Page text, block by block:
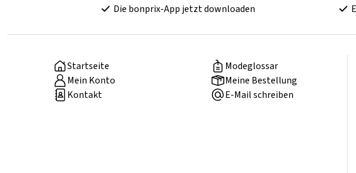
Die bonprix-App jetzt downloaden
Startseite
Modeglossar
Mein Konto
Meine Bestellung
Kontakt
E-Mail schreiben